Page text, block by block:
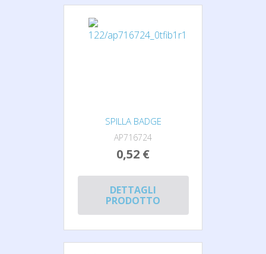
SPILLA BADGE
AP716724
0,52 €
DETTAGLI
PRODOTTO